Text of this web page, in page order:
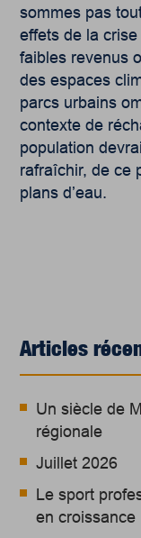
sommes pas
effets de la
faibles revenus
des espaces
parcs urbains
contexte de
population
rafraîchir, de ce
plans d’eau.
Articles
Un siècle de
régionale
Juillet 2026
Le sport
en croissance